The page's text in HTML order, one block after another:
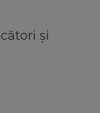
și